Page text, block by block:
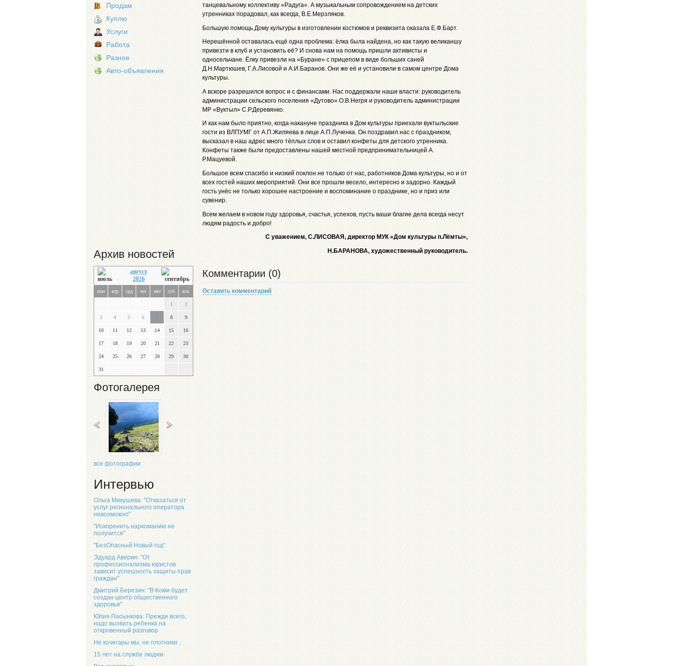
Продам
Куплю
Услуги
Работа
Разное
Авто-объявления
Архив новостей
август
2026
пон втр срд чет пят суб вск
1 2
3 4 5 6 7 8 9
10 11 12 13 14 15 16
17 18 19 20 21 22 23
24 25 26 27 28 29 30
31
Фотогалерея
все фотографии
Интервью
Ольга Микушева: "Отказаться от
услуг регионального оператора
невозможно"
"Искоренить наркоманию не
получится"
"БезОпасный Новый год"
Эдуард Аверин: "От
профессионализма юристов
зависит успешность защиты прав
граждан"
Дмитрий Березин: "В Коми будет
создан центр общественного
здоровья"
Юлия Пасынкова: Прежде всего,
надо вызвать ребенка на
откровенный разговор
Не кочегары мы, не плотники...
15 лет на службе людям
танцевальному коллективу «Радуга». А музыкальным сопровождением на детских
утренниках порадовал, как всегда, В.Е.Мерзляков.
Большую помощь Дому культуры в изготовлении костюмов и реквизита оказала Е.Ф.Барт.
Нерешённой оставалась ещё одна проблема: ёлка была найдена, но как такую великаншу
привезти в клуб и установить её? И снова нам на помощь пришли активисты и
односельчане. Ёлку привезли на «Буране» с прицепом в виде больших саней
Д.Н.Мартюшев, Г.А.Лисовой и А.И.Баранов. Они же её и установили в самом центре Дома
культуры.
А вскоре разрешился вопрос и с финансами. Нас поддержали наши власти: руководитель
администрации сельского поселения «Дутово» О.В.Негря и руководитель администрации
МР «Вуктыл» С.Р.Деревянко.
И как нам было приятно, когда накануне праздника в Дом культуры приехали вуктыльские
гости из ВЛПУМГ от А.П.Жиляева в лице А.П.Лученка. Он поздравил нас с праздником,
высказал в наш адрес много тёплых слов и оставил конфеты для детского утренника.
Конфеты также были предоставлены нашей местной предпринимательницей А.
Р.Мацуевой.
Большое всем спасибо и низкий поклон не только от нас, работников Дома культуры, но и от
всех гостей наших мероприятий. Они все прошли весело, интересно и задорно. Каждый
гость унёс не только хорошее настроение и воспоминание о празднике, но и приз или
сувенир.
Всем желаем в новом году здоровья, счастья, успехов, пусть ваши благие дела всегда несут
людям радость и добро!
С уважением, С.ЛИСОВАЯ, директор МУК «Дом культуры п.Лёмты»,
Н.БАРАНОВА, художественный руководитель.
Комментарии (0)
Оставить комментарий